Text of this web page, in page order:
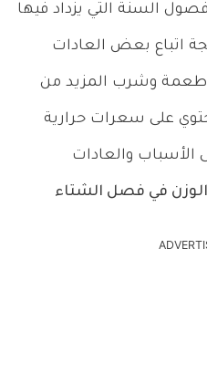
السنة التي يزداد فيها
اتباع بعض العادات
وشرب المزيد من
على سعرات حرارية
الأسباب والعادات
الوزن في فصل الشتاء